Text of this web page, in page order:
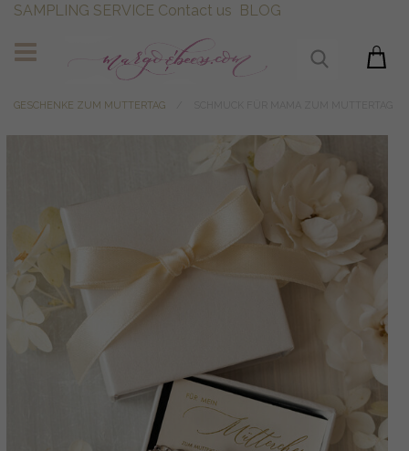
SAMPLING SERVICE Contact us BLOG
GESCHENKE ZUM MUTTERTAG